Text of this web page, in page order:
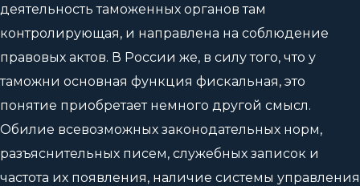
деятельность таможенных органов там
контролирующая, и направлена на соблюдение
правовых актов. В России же, в силу того, что у
таможни основная функция фискальная, это
понятие приобретает немного другой смысл.
Обилие всевозможных законодательных норм,
разъяснительных писем, служебных записок и
частота их появления, наличие системы управления